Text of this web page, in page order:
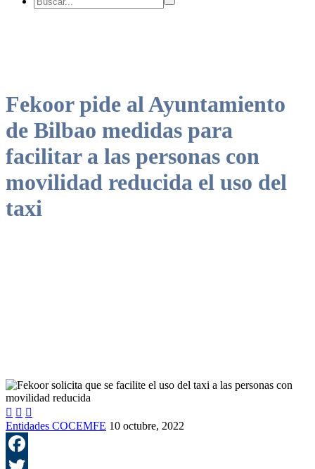
Fekoor pide al Ayuntamiento
de Bilbao medidas para
facilitar a las personas con
movilidad reducida el uso del
taxi
  
Entidades COCEMFE 10 octubre, 2022